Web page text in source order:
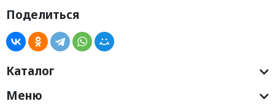
Поделиться
Каталог
Меню